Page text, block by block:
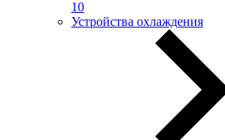
10
Устройства охлаждения